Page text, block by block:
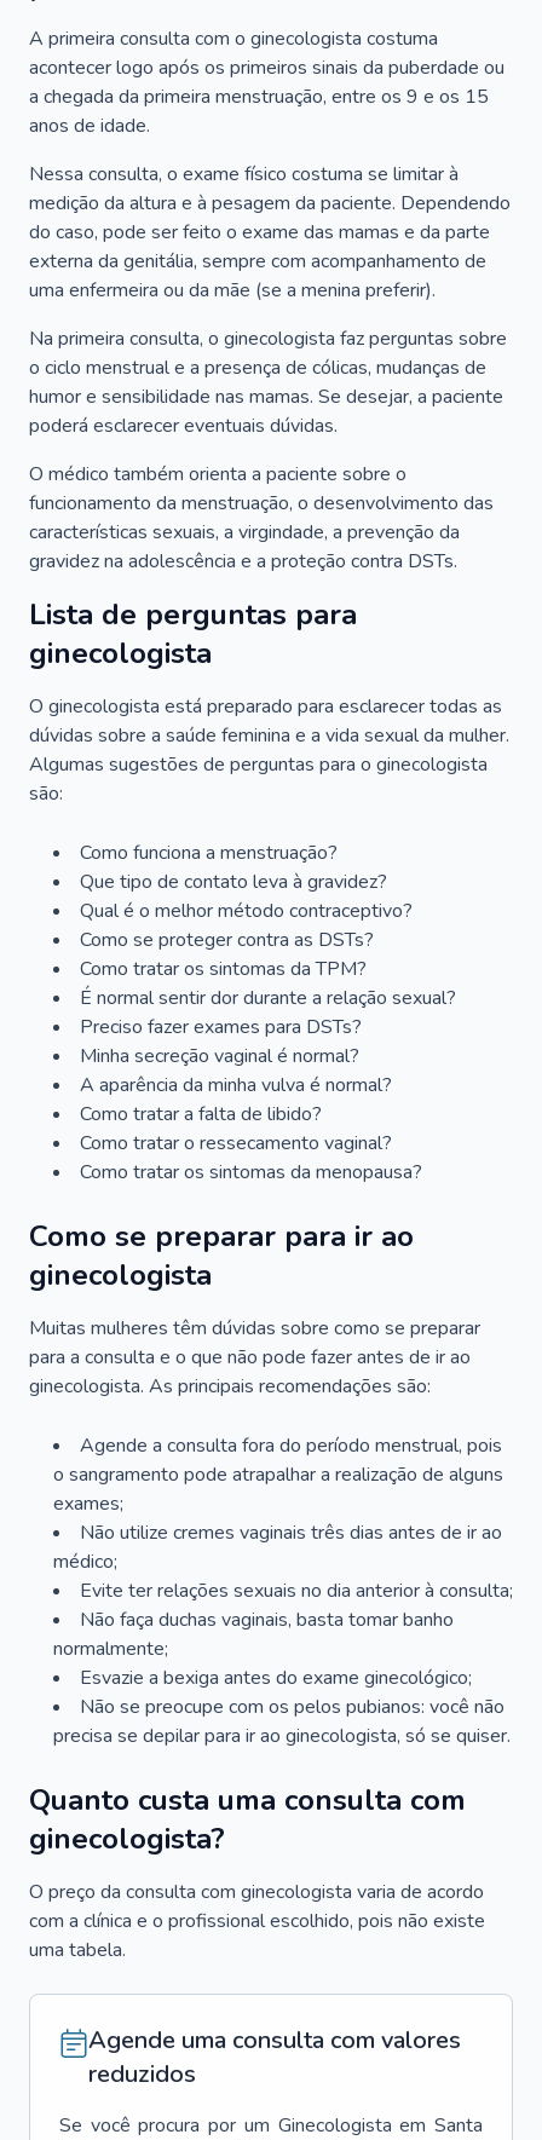
A primeira consulta com o ginecologista costuma
acontecer logo após os primeiros sinais da puberdade ou
a chegada da primeira menstruação, entre os 9 e os 15
anos de idade.
Nessa consulta, o exame físico costuma se limitar à
medição da altura e à pesagem da paciente. Dependendo
do caso, pode ser feito o exame das mamas e da parte
externa da genitália, sempre com acompanhamento de
uma enfermeira ou da mãe (se a menina preferir).
Na primeira consulta, o ginecologista faz perguntas sobre
o ciclo menstrual e a presença de cólicas, mudanças de
humor e sensibilidade nas mamas. Se desejar, a paciente
poderá esclarecer eventuais dúvidas.
O médico também orienta a paciente sobre o
funcionamento da menstruação, o desenvolvimento das
características sexuais, a virgindade, a prevenção da
gravidez na adolescência e a proteção contra DSTs.
Lista de perguntas para
ginecologista
O ginecologista está preparado para esclarecer todas as
dúvidas sobre a saúde feminina e a vida sexual da mulher.
Algumas sugestões de perguntas para o ginecologista
são:
Como funciona a menstruação?
Que tipo de contato leva à gravidez?
Qual é o melhor método contraceptivo?
Como se proteger contra as DSTs?
Como tratar os sintomas da TPM?
É normal sentir dor durante a relação sexual?
Preciso fazer exames para DSTs?
Minha secreção vaginal é normal?
A aparência da minha vulva é normal?
Como tratar a falta de libido?
Como tratar o ressecamento vaginal?
Como tratar os sintomas da menopausa?
Como se preparar para ir ao
ginecologista
Muitas mulheres têm dúvidas sobre como se preparar
para a consulta e o que não pode fazer antes de ir ao
ginecologista. As principais recomendações são:
Agende a consulta fora do período menstrual, pois
o sangramento pode atrapalhar a realização de alguns
exames;
Não utilize cremes vaginais três dias antes de ir ao
médico;
Evite ter relações sexuais no dia anterior à consulta;
Não faça duchas vaginais, basta tomar banho
normalmente;
Esvazie a bexiga antes do exame ginecológico;
Não se preocupe com os pelos pubianos: você não
precisa se depilar para ir ao ginecologista, só se quiser.
Quanto custa uma consulta com
ginecologista?
O preço da consulta com ginecologista varia de acordo
com a clínica e o profissional escolhido, pois não existe
uma tabela.
Agende uma consulta com valores
reduzidos
Se você procura por um Ginecologista em Santa